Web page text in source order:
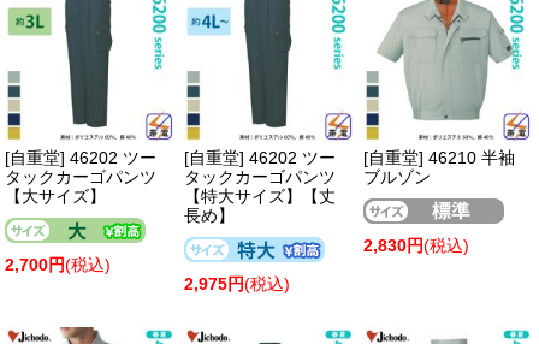
[自重堂] 46202 ツー
タックカーゴパンツ
【大サイズ】
2,700円(税込)
[自重堂] 46202 ツー
タックカーゴパンツ
【特大サイズ】【丈
長め】
2,975円(税込)
[自重堂] 46210 半袖
ブルゾン
2,830円(税込)